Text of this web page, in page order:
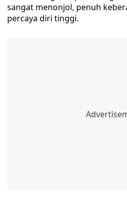
sangat menonjol, penuh
percaya diri tinggi.